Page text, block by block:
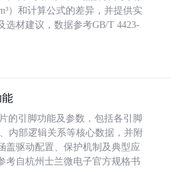
）和计算公式的差异，并提供实
选材建议，数据参考GB/T 4423-
能
的引脚功能及参数，包括各引脚
内部逻辑关系等核心数据，并附
盖驱动配置、保护机制及典型应
考自杭州士兰微电子官方规格书